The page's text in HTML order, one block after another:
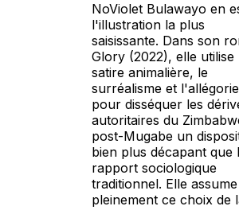
NoViolet Bulawayo en
l'illustration la plus
saisissante. Dans son
Glory (2022), elle utilise
satire animalière, le
surréalisme et l'allégorie
pour disséquer les
autoritaires du
post-Mugabe un
bien plus décapant que
rapport sociologique
traditionnel. Elle assume
pleinement ce choix de